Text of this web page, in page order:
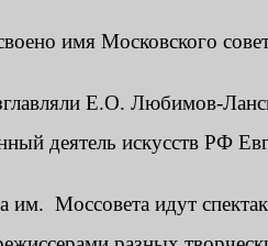
имя Московского
Е.О. Любимов-
деятель искусств РФ
им. Моссовета идут